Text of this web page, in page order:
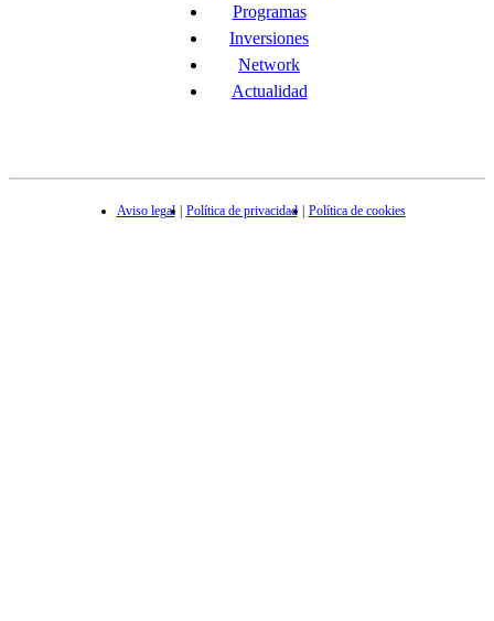
Programas
Inversiones
Network
Actualidad
Aviso legal Política de privacidad Política de cookies